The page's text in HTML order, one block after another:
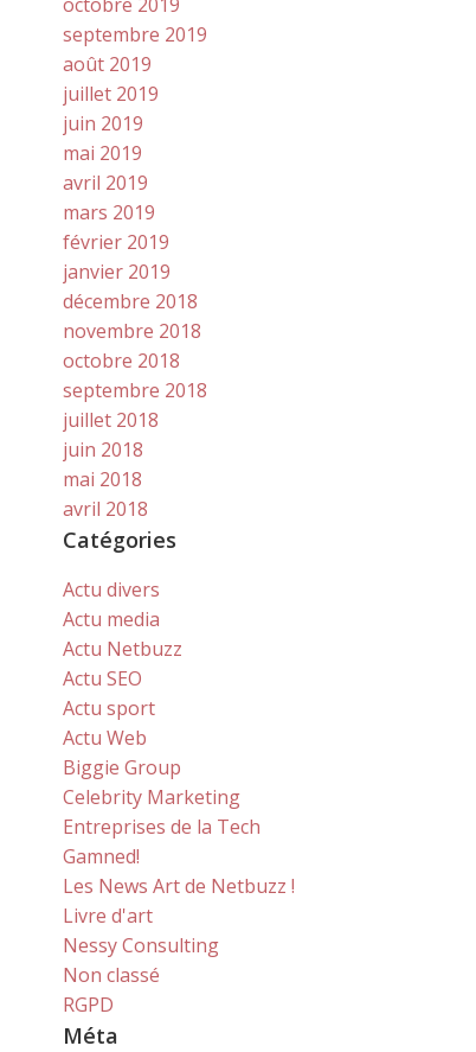
septembre 2019
août 2019
juillet 2019
juin 2019
mai 2019
avril 2019
mars 2019
février 2019
janvier 2019
décembre 2018
novembre 2018
octobre 2018
septembre 2018
juillet 2018
juin 2018
mai 2018
avril 2018
Catégories
Actu divers
Actu media
Actu Netbuzz
Actu SEO
Actu sport
Actu Web
Biggie Group
Celebrity Marketing
Entreprises de la Tech
Gamned!
Les News Art de Netbuzz !
Livre d'art
Nessy Consulting
Non classé
RGPD
Méta